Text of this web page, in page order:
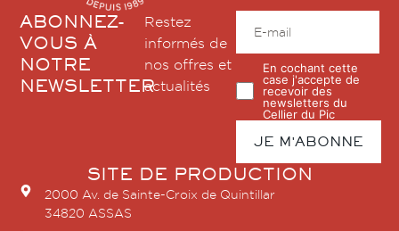
ABONNEZ-
VOUS À
NOTRE
NEWSLETTER
Restez
informés de
nos offres et
actualités
En cochant cette
case j'accepte de
recevoir des
newsletters du
Cellier du Pic
SITE DE PRODUCTION
2000 Av. de Sainte-Croix de Quintillar
34820 ASSAS